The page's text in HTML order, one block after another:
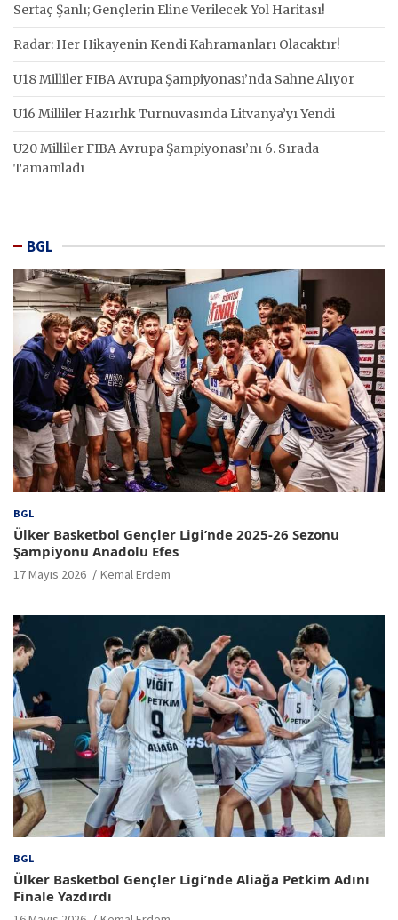
Sertaç Şanlı; Gençlerin Eline Verilecek Yol Haritası!
Radar: Her Hikayenin Kendi Kahramanları Olacaktır!
U18 Milliler FIBA Avrupa Şampiyonası’nda Sahne Alıyor
U16 Milliler Hazırlık Turnuvasında Litvanya’yı Yendi
U20 Milliler FIBA Avrupa Şampiyonası’nı 6. Sırada
Tamamladı
BGL
BGL
Ülker Basketbol Gençler Ligi’nde 2025-26 Sezonu
Şampiyonu Anadolu Efes
17 Mayıs 2026 Kemal Erdem
BGL
Ülker Basketbol Gençler Ligi’nde Aliağa Petkim Adını
Finale Yazdırdı